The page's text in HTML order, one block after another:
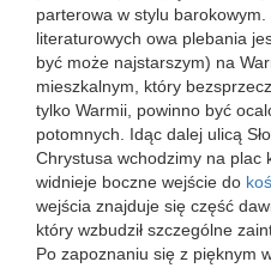
parterowa w stylu
literaturowych owa plebania
być może najstarszym) na
mieszkalnym, który
tylko Warmii, powinno być
potomnych. Idąc dalej ulicą
Chrystusa wchodzimy na plac
widnieje boczne wejście do
wejścia znajduje się część
który wzbudził szczególne
Po zapoznaniu się z pięknym